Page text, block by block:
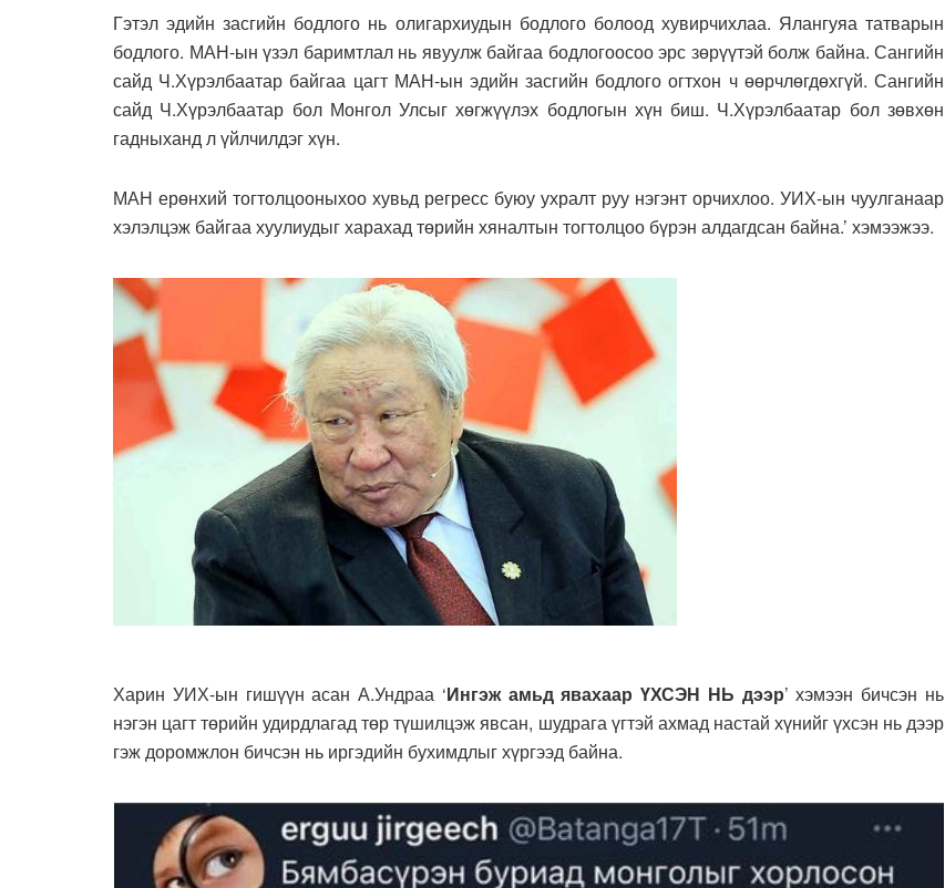
Гэтэл эдийн засгийн бодлого нь олигархиудын бодлого болоод хувирчихлаа. Ялангуяа татварын
бодлого. МАН-ын үзэл баримтлал нь явуулж байгаа бодлогоосоо эрс зөрүүтэй болж байна. Сангийн
сайд Ч.Хүрэлбаатар байгаа цагт МАН-ын эдийн засгийн бодлого огтхон ч өөрчлөгдөхгүй. Сангийн
сайд Ч.Хүрэлбаатар бол Монгол Улсыг хөгжүүлэх бодлогын хүн биш. Ч.Хүрэлбаатар бол зөвхөн
гадныханд л үйлчилдэг хүн.
МАН ерөнхий тогтолцооныхоо хувьд регресс буюу ухралт руу нэгэнт орчихлоо. УИХ-ын чуулганаар
хэлэлцэж байгаа хуулиудыг харахад төрийн хяналтын тогтолцоо бүрэн алдагдсан байна.’ хэмээжээ.
Харин УИХ-ын гишүүн асан А.Ундраа ‘Ингэж амьд явахаар ҮХСЭН НЬ дээр’ хэмээн бичсэн нь
нэгэн цагт төрийн удирдлагад төр түшилцэж явсан, шудрага үгтэй ахмад настай хүнийг үхсэн нь дээр
гэж доромжлон бичсэн нь иргэдийн бухимдлыг хүргээд байна.